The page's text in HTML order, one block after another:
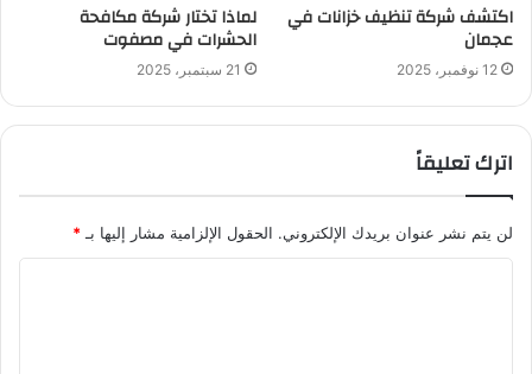
اكتشف شركة تنظيف خزانات في
عجمان
12 نوفمبر، 2025
لماذا تختار شركة مكافحة
الحشرات في مصفوت
21 سبتمبر، 2025
اترك تعليقاً
لن يتم نشر عنوان بريدك الإلكتروني. الحقول الإلزامية مشار إليها بـ *